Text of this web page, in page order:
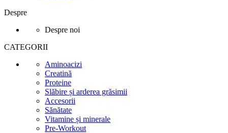
Despre
Despre noi
CATEGORII
Aminoacizi
Creatină
Proteine
Slăbire și arderea grăsimii
Accesorii
Sănătate
Vitamine și minerale
Pre-Workout